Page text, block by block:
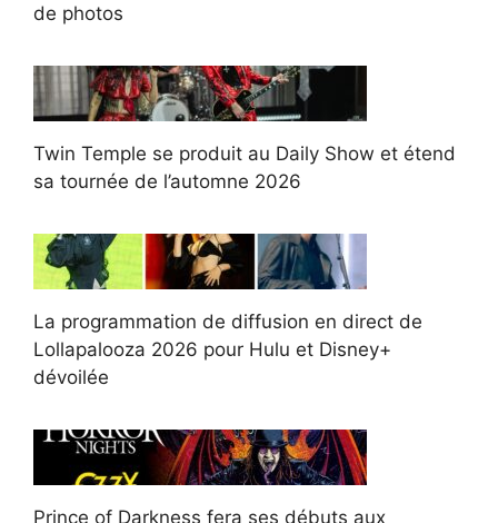
de photos
Twin Temple se produit au Daily Show et étend
sa tournée de l’automne 2026
La programmation de diffusion en direct de
Lollapalooza 2026 pour Hulu et Disney+
dévoilée
Prince of Darkness fera ses débuts aux